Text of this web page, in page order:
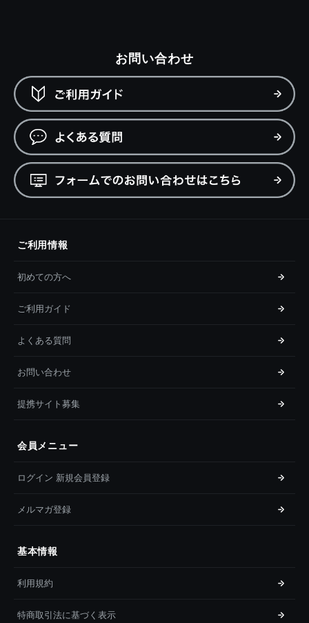
お問い合わせ
ご利用情報
初めての方へ
ご利用ガイド
よくある質問
お問い合わせ
提携サイト募集
会員メニュー
ログイン 新規会員登録
メルマガ登録
基本情報
利用規約
特商取引法に基づく表示